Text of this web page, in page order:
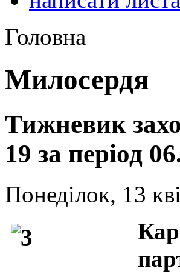
Головна
Милосердя
Тижневик
19 за період
Понеділок, 13